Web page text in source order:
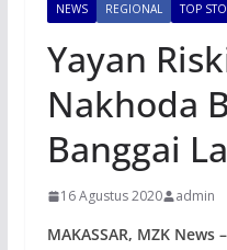
NEWS REGIONAL TOP
Yayan
Nakhoda
Banggai
16 Agustus 2020 admin
MAKASSAR, MZK News –